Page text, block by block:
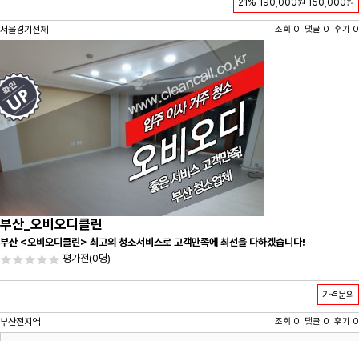
21% 190,000원 150,000원
서울경기전체 조회 0 댓글 0 후기 0
부산_오비오디클린
부산 <오비오디클린> 최고의 청소서비스로 고객만족에 최선을 다하겠습니다!
평가전(0명)
가격문의
부산전지역 조회 0 댓글 0 후기 0